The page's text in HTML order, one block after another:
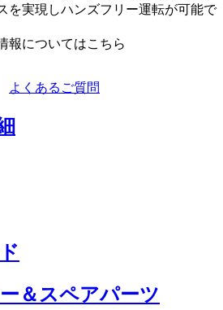
を実現しハンズフリー運転が可能で
報についてはこちら
よくあるご質問
＆スペアパーツ